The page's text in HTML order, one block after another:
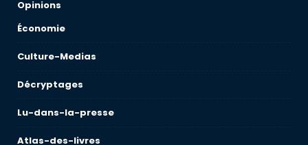
Opinions
Économie
Culture-Medias
Décryptages
Lu-dans-la-presse
Atlas-des-livres